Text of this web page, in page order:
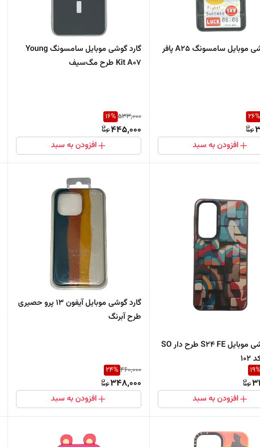
گارد گوشی موبایل سامسونگ A25 پافر
26%
افزودن به سبد
گارد گوشی موبایل سامسونگ Young
Kit A07 طرح مگ‌سیف
533,000
16%
445,000
افزودن به سبد
گارد گوشی موبایل S24 FE طرح دار SO
19%
افزودن به سبد
گارد گوشی موبایل آیفون ۱۳ پرو حصیری
طرح آبرنگ
460,000
24%
348,000
افزودن به سبد